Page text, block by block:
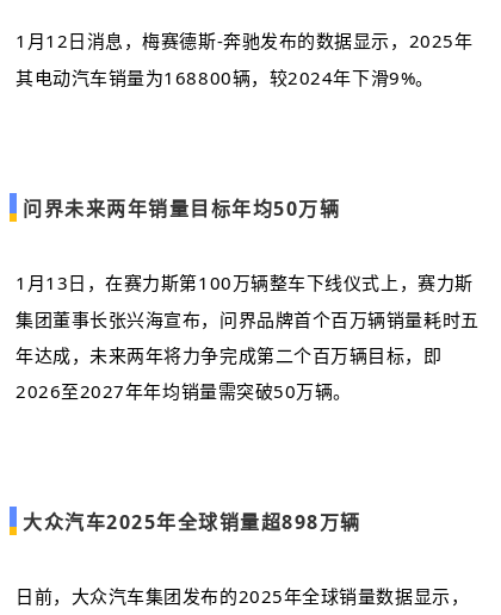
1月12日消息，梅赛德斯-奔驰发布的数据显示，2025年
其电动汽车销量为168800辆，较2024年下滑9%。
问界未来两年销量目标年均50万辆
1月13日，在赛力斯第100万辆整车下线仪式上，赛力斯
集团董事长张兴海宣布，问界品牌首个百万辆销量耗时五
年达成，未来两年将力争完成第二个百万辆目标，即
2026至2027年年均销量需突破50万辆。
大众汽车2025年全球销量超898万辆
日前，大众汽车集团发布的2025年全球销量数据显示，